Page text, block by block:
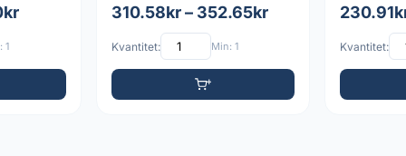
1
310.58kr – 352.65kr
Kvantitet: Min: 1 Kvantitet: